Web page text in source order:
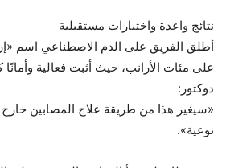
نتائج واعدة واختبارات مستقبلية
أطلق الفريق على الدم الاصطناعي اسم
على مئات الأرانب، حيث أثبت فعالية وأمانًا
دوكتور:
«سيغير هذا من طريقة علاج المصابين
نوعية».